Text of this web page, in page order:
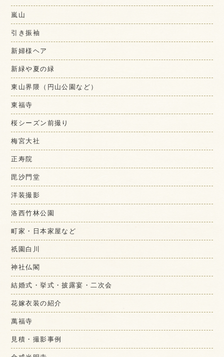
嵐山
引き振袖
新婦様ヘア
新緑や夏の緑
東山界隈（円山公園など）
東福寺
桜シーズン前撮り
梅宮大社
正寿院
毘沙門堂
洋装撮影
洛西竹林公園
町家・日本家屋など
祇園白川
神社仏閣
結婚式・挙式・披露宴・二次会
花嫁衣装の紹介
萬福寺
見積・撮影事例